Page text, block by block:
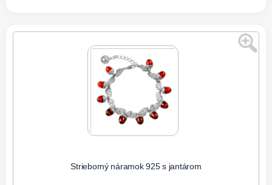
Strieborný náramok 925 s jantárom